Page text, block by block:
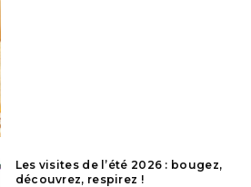
Les visites de l’été 2026 : bougez,
découvrez, respirez !